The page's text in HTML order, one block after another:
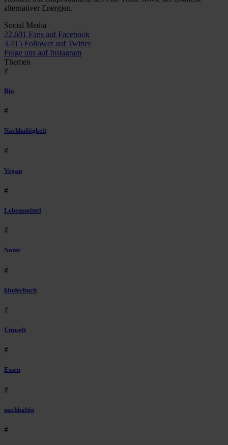
alternativer Energien.
Social Media
22.601 Fans auf Facebook
3.415 Follower auf Twitter
Folge uns auf Instagram
Themen
#
Bio
#
Nachhaltigkeit
#
Vegan
#
Lebensmittel
#
Natur
#
kinderbuch
#
Umwelt
#
Essen
#
nachhaltig
#